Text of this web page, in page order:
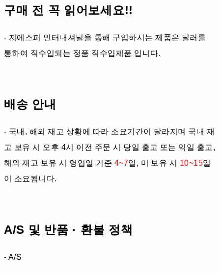
구매 전 꼭 읽어보세요!!
- 지에스피 인터내셔널을 통해 구입하시는 제품은 딜러를
통하여 직수입되는 정품 직수입제품 입니다.
배송 안내
- 국내, 해외 재고 상황에 따라 소요기간이 달라지며 국내 재
고 보유 시 오후 4시 이전 주문 시 당일 출고 또는 익일 출고,
해외 재고 보유 시 영업일 기준 4~7일, 미 보유 시 10~15일
이 소요됩니다.
A/S 및 반품 · 환불 정책
- A/S